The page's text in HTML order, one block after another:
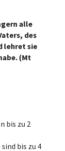
alle
des
lehret sie
(Mt
bis zu 2
bis zu 4